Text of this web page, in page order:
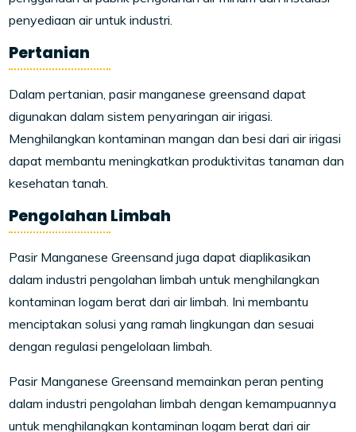
penyediaan air untuk industri.
Pertanian
Dalam pertanian, pasir manganese greensand dapat
digunakan dalam sistem penyaringan air irigasi.
Menghilangkan kontaminan mangan dan besi dari air irigasi
dapat membantu meningkatkan produktivitas tanaman dan
kesehatan tanah.
Pengolahan Limbah
Pasir Manganese Greensand juga dapat diaplikasikan
dalam industri pengolahan limbah untuk menghilangkan
kontaminan logam berat dari air limbah. Ini membantu
menciptakan solusi yang ramah lingkungan dan sesuai
dengan regulasi pengelolaan limbah.
Pasir Manganese Greensand memainkan peran penting
dalam industri pengolahan limbah dengan kemampuannya
untuk menghilangkan kontaminan logam berat dari air